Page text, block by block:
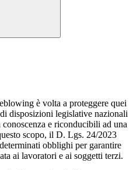
è volta a proteggere quei
disposizioni legislative nazionali
e riconducibili ad una
scopo, il D. Lgs. 24/2023
obblighi per garantire
ai lavoratori e ai soggetti terzi.